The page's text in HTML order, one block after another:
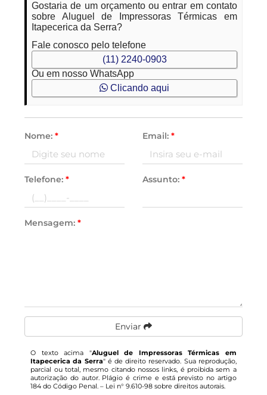
Gostaria de um orçamento ou entrar em contato
sobre Aluguel de Impressoras Térmicas em
Itapecerica da Serra?
Fale conosco pelo telefone
(11) 2240-0903
Ou em nosso WhatsApp
Clicando aqui
Nome:* Email: *
Telefone:* Assunto: *
Mensagem:*
Enviar
O texto acima "Aluguel de Impressoras Térmicas em
Itapecerica da Serra" é de direito reservado. Sua reprodução,
parcial ou total, mesmo citando nossos links, é proibida sem a
autorização do autor. Plágio é crime e está previsto no artigo
184 do Código Penal. – Lei n° 9.610-98 sobre direitos autorais.